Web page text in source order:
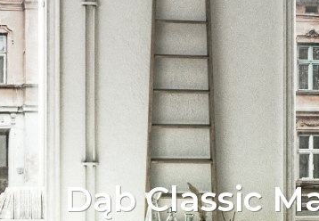
Dąb Classic